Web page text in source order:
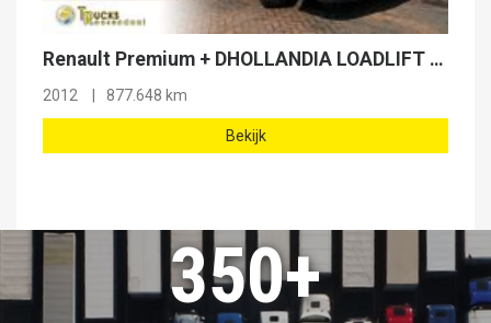
Renault Premium + DHOLLANDIA LOADLIFT + SMART TACHO + EURO 5 + MANUAL
2012 877.648 km
Bekijk
350+